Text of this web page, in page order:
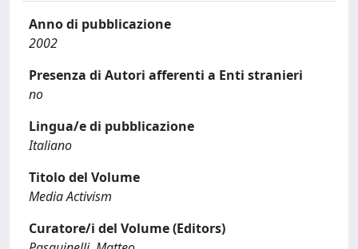
Anno di pubblicazione
2002
Presenza di Autori afferenti a Enti stranieri
no
Lingua/e di pubblicazione
Italiano
Titolo del Volume
Media Activism
Curatore/i del Volume (Editors)